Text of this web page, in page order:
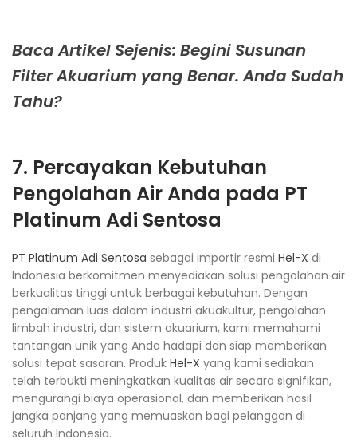
Baca Artikel Sejenis: Begini Susunan
Filter Akuarium yang Benar. Anda Sudah
Tahu?
7. Percayakan Kebutuhan
Pengolahan Air Anda pada PT
Platinum Adi Sentosa
PT Platinum Adi Sentosa sebagai importir resmi Hel-X di
Indonesia berkomitmen menyediakan solusi pengolahan air
berkualitas tinggi untuk berbagai kebutuhan. Dengan
pengalaman luas dalam industri akuakultur, pengolahan
limbah industri, dan sistem akuarium, kami memahami
tantangan unik yang Anda hadapi dan siap memberikan
solusi tepat sasaran. Produk Hel-X yang kami sediakan
telah terbukti meningkatkan kualitas air secara signifikan,
mengurangi biaya operasional, dan memberikan hasil
jangka panjang yang memuaskan bagi pelanggan di
seluruh Indonesia.